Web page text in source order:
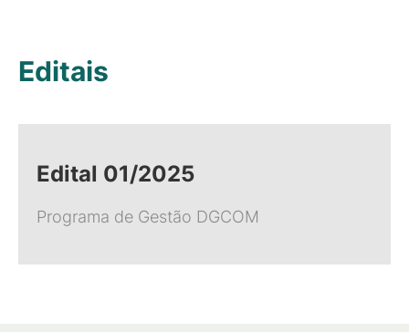
Editais
Edital 01/2025
Programa de Gestão DGCOM